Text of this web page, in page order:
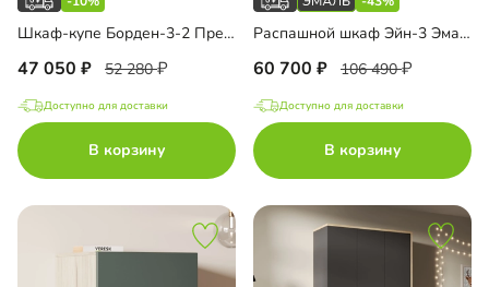
Шкаф-купе Борден-3-2 Премиум
47 050 52 280
Доступно для доставки
В корзину
Распашной шкаф Эйн-3 Эмаль Декор 2 с зеркалом
60 700 106 490
Доступно для доставки
В корзину